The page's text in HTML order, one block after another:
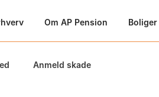
Om AP Pension Boliger
Anmeld skade